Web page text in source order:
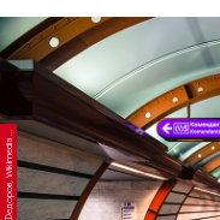
Ф
C
s